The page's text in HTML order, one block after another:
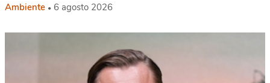
Ambiente 6 agosto 2026